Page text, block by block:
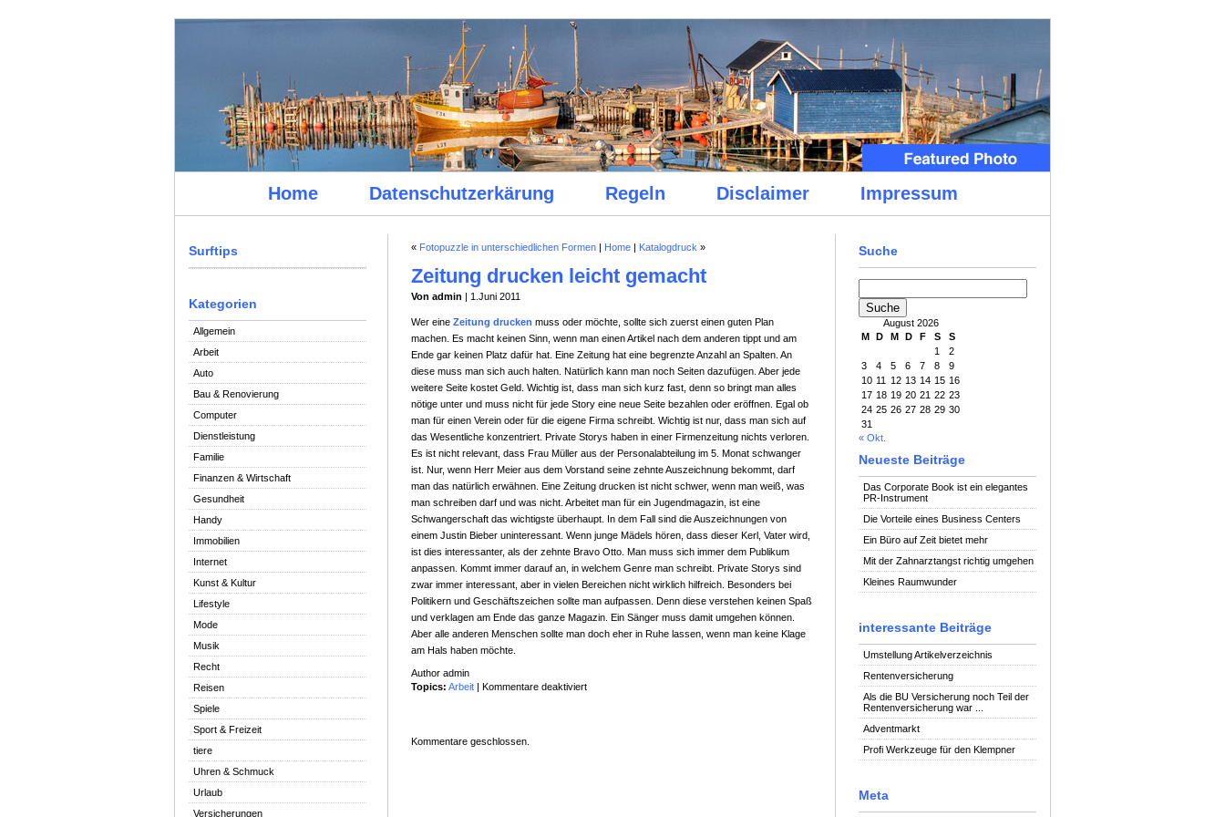
Home Datenschutzerkärung Regeln Disclaimer Impressum
Surftips
Kategorien
Allgemein
Arbeit
Auto
Bau & Renovierung
Computer
Dienstleistung
Familie
Finanzen & Wirtschaft
Gesundheit
Handy
Immobilien
Internet
Kunst & Kultur
Lifestyle
Mode
Musik
Recht
Reisen
Spiele
Sport & Freizeit
tiere
Uhren & Schmuck
Urlaub
Versicherungen
Suche
August 2026
M D M D F S
S
1
2
3
4 5 6 7 8
9
10 11 12 13 14 15 16
17 18 19 20 21 22 23
24 25 26 27 28 29 30
31
« Okt.
Neueste Beiträge
Das Corporate Book ist ein elegantes
PR-Instrument
Die Vorteile eines Business Centers
Ein Büro auf Zeit bietet mehr
Mit der Zahnarztangst richtig umgehen
Kleines Raumwunder
interessante Beiträge
Umstellung Artikelverzeichnis
Rentenversicherung
Als die BU Versicherung noch Teil der
Rentenversicherung war ...
Adventmarkt
Profi Werkzeuge für den Klempner
Meta
« Fotopuzzle in unterschiedlichen Formen | Home | Katalogdruck »
Zeitung drucken leicht gemacht
Von admin | 1.Juni 2011
Wer eine Zeitung drucken muss oder möchte, sollte sich zuerst einen guten Plan
machen. Es macht keinen Sinn, wenn man einen Artikel nach dem anderen tippt und am
Ende gar keinen Platz dafür hat. Eine Zeitung hat eine begrenzte Anzahl an Spalten. An
diese muss man sich auch halten. Natürlich kann man noch Seiten dazufügen. Aber jede
weitere Seite kostet Geld. Wichtig ist, dass man sich kurz fast, denn so bringt man alles
nötige unter und muss nicht für jede Story eine neue Seite bezahlen oder eröffnen. Egal ob
man für einen Verein oder für die eigene Firma schreibt. Wichtig ist nur, dass man sich auf
das Wesentliche konzentriert. Private Storys haben in einer Firmenzeitung nichts verloren.
Es ist nicht relevant, dass Frau Müller aus der Personalabteilung im 5. Monat schwanger
ist. Nur, wenn Herr Meier aus dem Vorstand seine zehnte Auszeichnung bekommt, darf
man das natürlich erwähnen. Eine Zeitung drucken ist nicht schwer, wenn man weiß, was
man schreiben darf und was nicht. Arbeitet man für ein Jugendmagazin, ist eine
Schwangerschaft das wichtigste überhaupt. In dem Fall sind die Auszeichnungen von
einem Justin Bieber uninteressant. Wenn junge Mädels hören, dass dieser Kerl, Vater wird,
ist dies interessanter, als der zehnte Bravo Otto. Man muss sich immer dem Publikum
anpassen. Kommt immer darauf an, in welchem Genre man schreibt. Private Storys sind
zwar immer interessant, aber in vielen Bereichen nicht wirklich hilfreich. Besonders bei
Politikern und Geschäftszeichen sollte man aufpassen. Denn diese verstehen keinen Spaß
und verklagen am Ende das ganze Magazin. Ein Sänger muss damit umgehen können.
Aber alle anderen Menschen sollte man doch eher in Ruhe lassen, wenn man keine Klage
am Hals haben möchte.
Author admin
Topics: Arbeit | Kommentare deaktiviertfür
Kommentare geschlossen.